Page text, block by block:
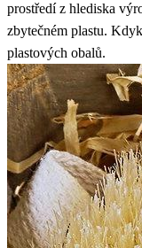
prostředí z hlediska
zbytečném plastu.
plastových obalů.